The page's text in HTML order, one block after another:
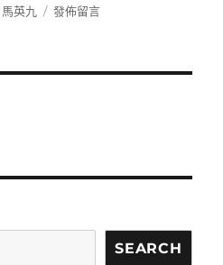
籤
馬英九
在
吧！〉
發佈留言
SEARCH